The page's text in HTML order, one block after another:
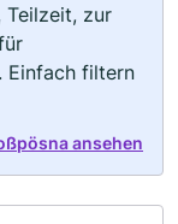
Teilzeit, zur
Einfach filtern
ansehen